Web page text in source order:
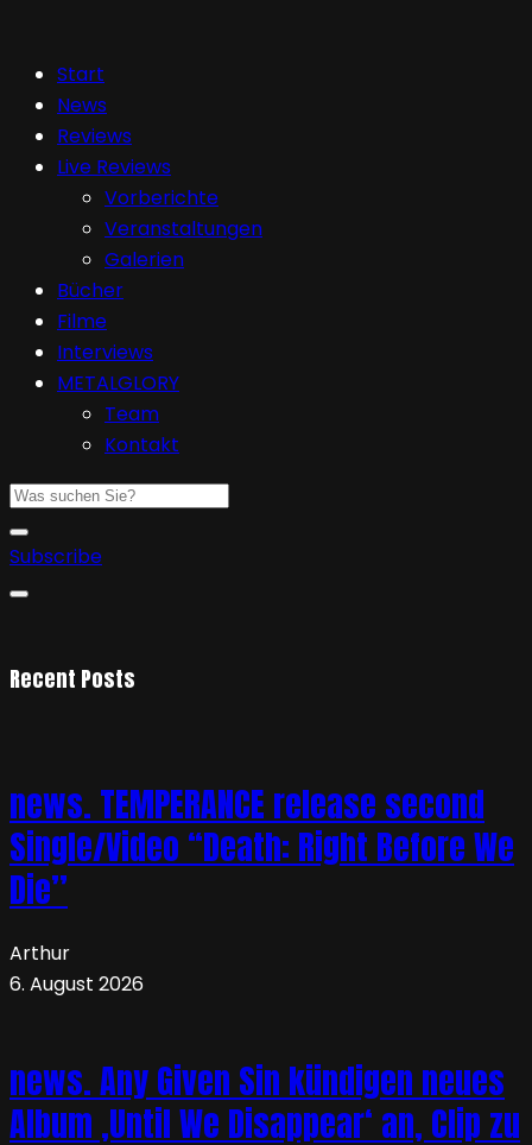
Start
News
Reviews
Live Reviews
Vorberichte
Veranstaltungen
Galerien
Bücher
Filme
Interviews
METALGLORY
Team
Kontakt
Subscribe
Recent Posts
news. TEMPERANCE release second
Single/Video “Death: Right Before We
Die”
Arthur
6. August 2026
news. Any Given Sin kündigen neues
Album ‚Until We Disappear‘ an, Clip zu